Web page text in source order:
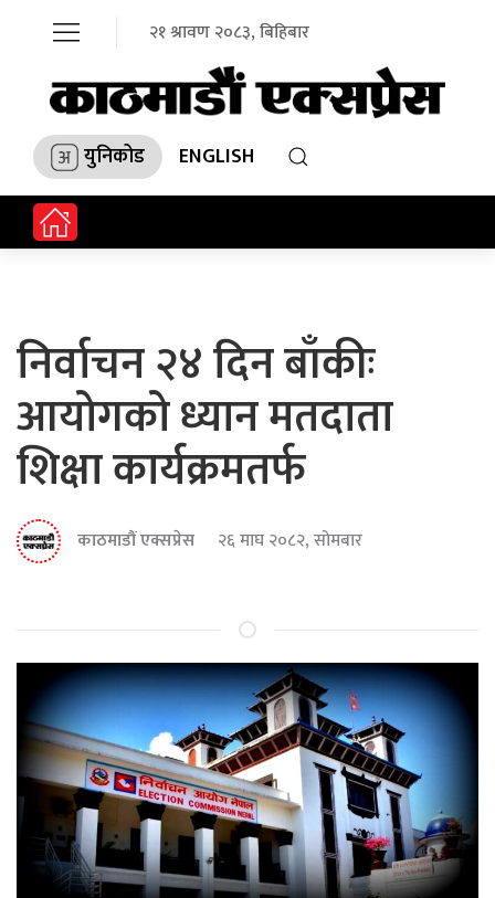
२१ श्रावण २०८३, बिहिबार
युनिकोड ENGLISH
निर्वाचन २४ दिन बाँकीः
आयोगको ध्यान मतदाता
शिक्षा कार्यक्रमतर्फ
काठमाडौं एक्सप्रेस २६ माघ २०८२, सोमबार